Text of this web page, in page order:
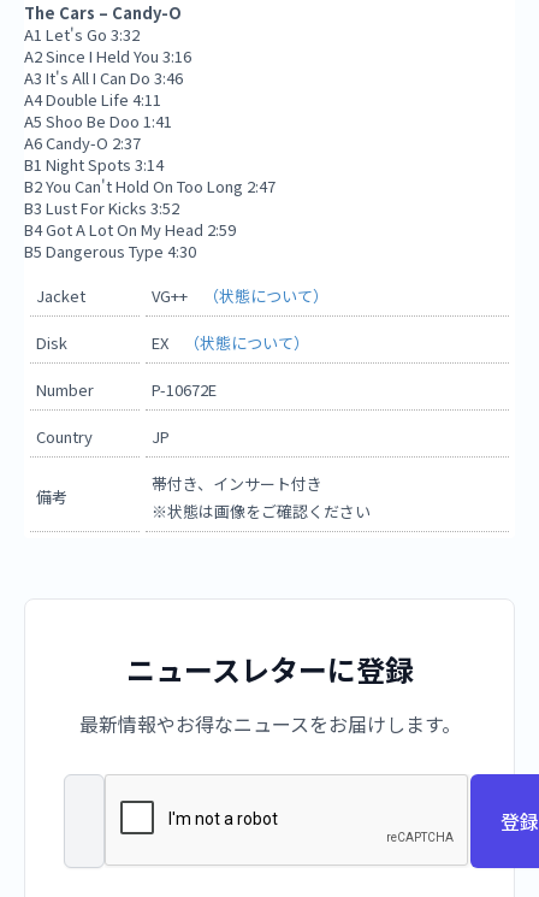
The Cars ‎– Candy-O
A1 Let's Go 3:32
A2 Since I Held You 3:16
A3 It's All I Can Do 3:46
A4 Double Life 4:11
A5 Shoo Be Doo 1:41
A6 Candy-O 2:37
B1 Night Spots 3:14
B2 You Can't Hold On Too Long 2:47
B3 Lust For Kicks 3:52
B4 Got A Lot On My Head 2:59
B5 Dangerous Type 4:30
Jacket
VG++ （状態について）
Disk EX （状態について）
Number P-10672E
Country JP
備考
帯付き、インサート付き
※状態は画像をご確認ください
ニュースレターに登録
最新情報やお得なニュースをお届けします。
登